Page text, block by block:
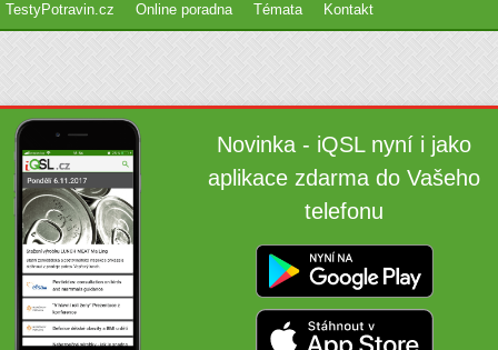
TestyPotravin.cz Online poradna Témata Kontakt
Novinka - iQSL nyní i jako
aplikace zdarma do Vašeho
telefonu